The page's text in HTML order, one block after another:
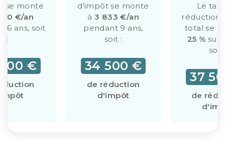
se monte
€/an
6 ans, soit
:
€
d'impôt se monte
à 3 833 €/an
pendant 9 ans,
soit :
34 500 €
de réduction
d'impôt
Le
réduction
total se
25 % sur
soit
37
de